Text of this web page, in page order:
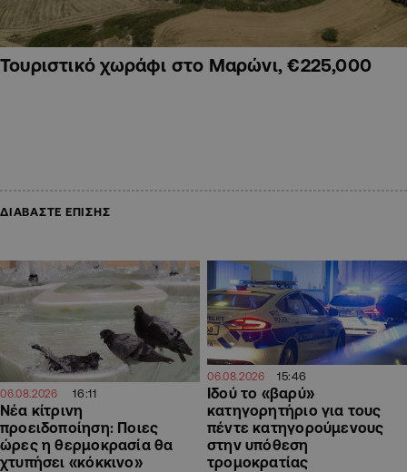
Τουριστικό χωράφι στο Μαρώνι, €225,000
ΔΙΑΒΑΣΤΕ ΕΠΙΣΗΣ
06.08.2026 16:11
Νέα κίτρινη
προειδοποίηση: Ποιες
ώρες η θερμοκρασία θα
χτυπήσει «κόκκινο»
06.08.2026 15:46
Ιδού το «βαρύ»
κατηγορητήριο για τους
πέντε κατηγορούμενους
στην υπόθεση
τρομοκρατίας